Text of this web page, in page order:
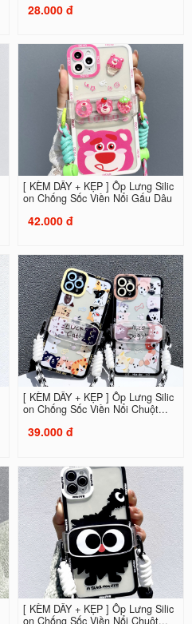
28.000 đ
[ KÈM DÂY + KẸP ] Ốp Lưng Silic
on Chống Sốc Viền Nổi Gấu Dâu
42.000 đ
[ KÈM DÂY + KẸP ] Ốp Lưng Silic
on Chống Sốc Viền Nổi Chuột...
39.000 đ
[ KÈM DÂY + KẸP ] Ốp Lưng Silic
on Chống Sốc Viền Nổi Chuột...